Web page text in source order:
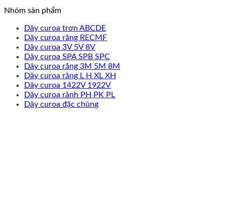
Nhóm sản phẩm
Dây curoa trơn ABCDE
Dây curoa răng RECMF
Dây curoa 3V 5V 8V
Dây curoa SPA SPB SPC
Dây curoa răng 3M 5M 8M
Dây curoa răng L H XL XH
Dây curoa 1422V 1922V
Dây curoa rảnh PH PK PL
Dây curoa đặc chủng